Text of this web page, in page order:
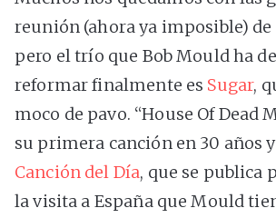
reunión (ahora ya imposible) de
pero el trío que Bob Mould ha
reformar finalmente es Sugar,
moco de pavo. “House Of Dead
su primera canción en 30 años y
Canción del Día, que se publica
la visita a España que Mould